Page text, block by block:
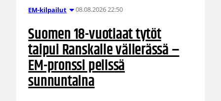
EM-kilpailut 08.08.2026 22:50
Suomen 18-vuotiaat tytöt
taipui Ranskalle välierässä –
EM-pronssi pelissä
sunnuntaina